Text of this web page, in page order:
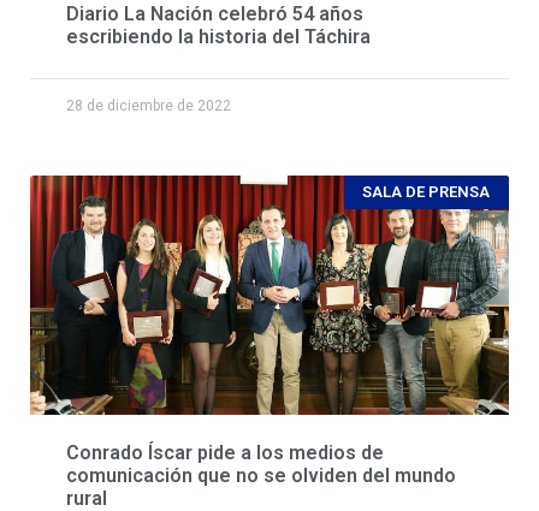
Diario La Nación celebró 54 años
escribiendo la historia del Táchira
28 de diciembre de 2022
SALA DE PRENSA
Conrado Íscar pide a los medios de
comunicación que no se olviden del mundo
rural